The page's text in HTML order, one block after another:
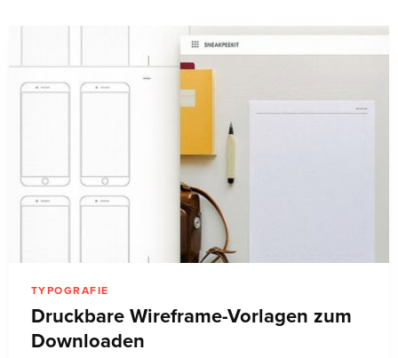
TYPOGRAFIE
Druckbare Wireframe-Vorlagen zum
Downloaden